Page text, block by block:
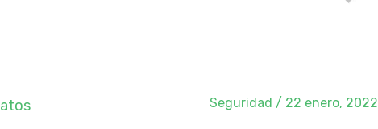
Seguridad / 22 enero, 2022